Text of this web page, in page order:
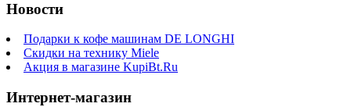
Новости
Подарки к кофе машинам DE LONGHI
Скидки на технику Miele
Акция в магазине KupiBt.Ru
Интернет-магазин